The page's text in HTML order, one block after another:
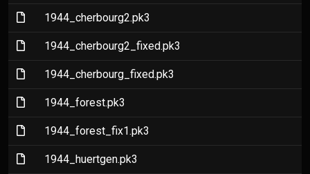
(File)1944_cherbourg2.pk3
(File)1944_cherbourg2_fixed.pk3
(File)1944_cherbourg_fixed.pk3
(File)1944_forest.pk3
(File)1944_forest_fix1.pk3
(File)1944_huertgen.pk3